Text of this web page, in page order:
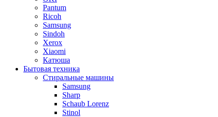
Pantum
Ricoh
Samsung
Sindoh
Xerox
Xiaomi
Катюша
Бытовая техника
Стиральные машины
Samsung
Sharp
Schaub Lorenz
Stinol